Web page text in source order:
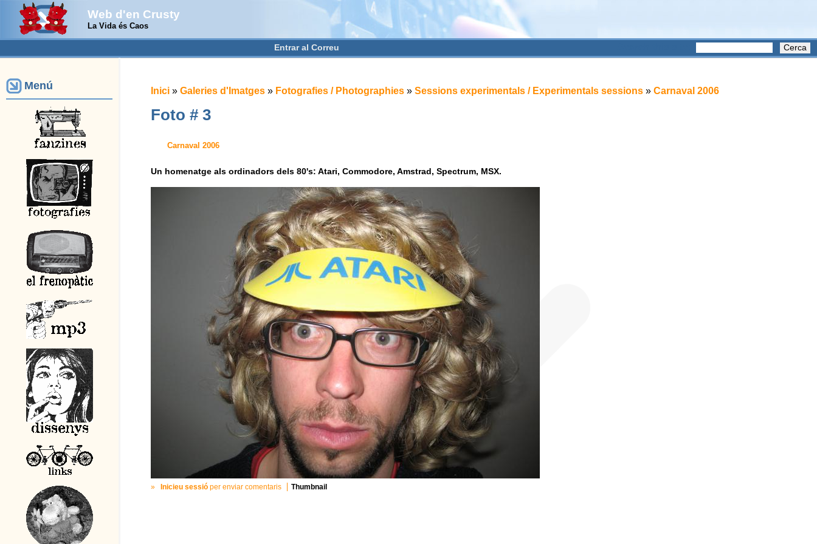
Web d'en Crusty
La Vida és Caos
Entrar al Correu
Menú Inici » Galeries d'Imatges » Fotografies / Photographies » Sessions experimentals / Experimentals sessions » Carnaval 2006
Foto # 3
Carnaval 2006
Un homenatge als ordinadors dels 80's: Atari, Commodore, Amstrad, Spectrum, MSX.
» Inicieu sessió per enviar comentaris Thumbnail